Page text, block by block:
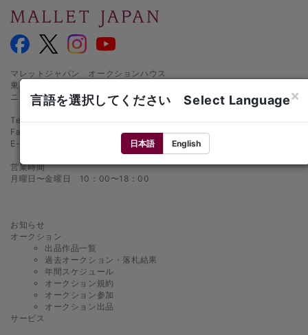
マレットジャパン オークションハウス
東京都千代田区麹町1-3-1
ニッセイ半蔵門ビル1階
Tel.: 03-5216-2480
Fax: 03-5216-2481
E-mail:
営業時間
月曜日〜金曜日 10：00〜18：00
お知らせ
オークション
出品作品一覧
過去オークション・落札結果
年間スケジュール
オークション規約
オークション参加
オークション出品
サービス
言語を選択してください Select Language×
日本語 English